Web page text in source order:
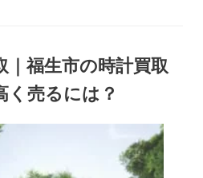
｜福生市の時計買取
く売るには？